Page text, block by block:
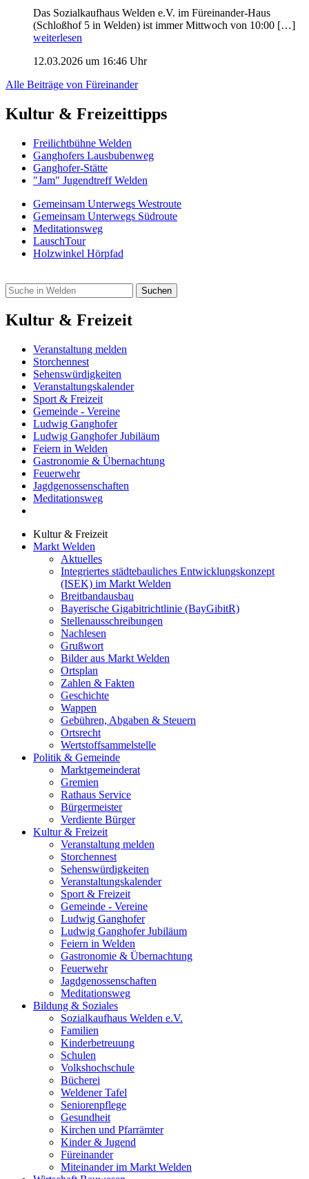
Das Sozialkaufhaus Welden e.V. im Füreinander-Haus
(Schloßhof 5 in Welden) ist immer Mittwoch von 10:00 […]
weiterlesen
12.03.2026 um 16:46 Uhr
Alle Beiträge von Füreinander
Kultur & Freizeittipps
Freilicht­bühne Welden
Ganghofers Lausbubenweg
Ganghofer-Stätte
"Jam" Jugendtreff Welden
Gemeinsam Unterwegs Westroute
Gemeinsam Unterwegs Südroute
Meditationsweg
LauschTour
Holzwinkel Hörpfad
Kultur & Freizeit
Veranstaltung melden
Storchennest
Sehenswürdigkeiten
Veranstaltungskalender
Sport & Freizeit
Gemeinde - Vereine
Ludwig Ganghofer
Ludwig Ganghofer Jubiläum
Feiern in Welden
Gastronomie & Übernachtung
Feuerwehr
Jagdgenossenschaften
Meditationsweg
Kultur & Freizeit
Markt Welden
Aktuelles
Integriertes städtebauliches Entwicklungskonzept
(ISEK) im Markt Welden
Breitbandausbau
Bayerische Gigabitrichtlinie (BayGibitR)
Stellenausschreibungen
Nachlesen
Grußwort
Bilder aus Markt Welden
Ortsplan
Zahlen & Fakten
Geschichte
Wappen
Gebühren, Abgaben & Steuern
Ortsrecht
Wertstoffsammelstelle
Politik & Gemeinde
Marktgemeinderat
Gremien
Rathaus Service
Bürgermeister
Verdiente Bürger
Kultur & Freizeit
Veranstaltung melden
Storchennest
Sehenswürdigkeiten
Veranstaltungskalender
Sport & Freizeit
Gemeinde - Vereine
Ludwig Ganghofer
Ludwig Ganghofer Jubiläum
Feiern in Welden
Gastronomie & Übernachtung
Feuerwehr
Jagdgenossenschaften
Meditationsweg
Bildung & Soziales
Sozialkaufhaus Welden e.V.
Familien
Kinderbetreuung
Schulen
Volkshochschule
Bücherei
Weldener Tafel
Seniorenpflege
Gesundheit
Kirchen und Pfarrämter
Kinder & Jugend
Füreinander
Miteinander im Markt Welden